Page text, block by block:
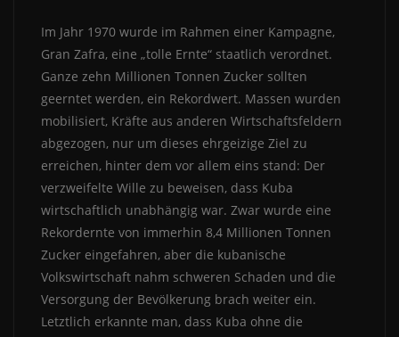
Im Jahr 1970 wurde im Rahmen einer Kampagne,
Gran Zafra, eine „tolle Ernte“ staatlich verordnet.
Ganze zehn Millionen Tonnen Zucker sollten
geerntet werden, ein Rekordwert. Massen wurden
mobilisiert, Kräfte aus anderen Wirtschaftsfeldern
abgezogen, nur um dieses ehrgeizige Ziel zu
erreichen, hinter dem vor allem eins stand: Der
verzweifelte Wille zu beweisen, dass Kuba
wirtschaftlich unabhängig war. Zwar wurde eine
Rekordernte von immerhin 8,4 Millionen Tonnen
Zucker eingefahren, aber die kubanische
Volkswirtschaft nahm schweren Schaden und die
Versorgung der Bevölkerung brach weiter ein.
Letztlich erkannte man, dass Kuba ohne die